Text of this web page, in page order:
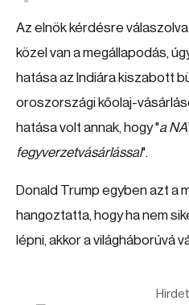
Az elnök kérdésre
közel van a megállapodás,
hatása az Indiára kiszabott
oroszországi kőolaj-
hatása volt annak, hogy "a
fegyverzetvásárlással".
Donald Trump egyben azt a
hangoztatta, hogy ha nem
lépni, akkor a világháborúvá